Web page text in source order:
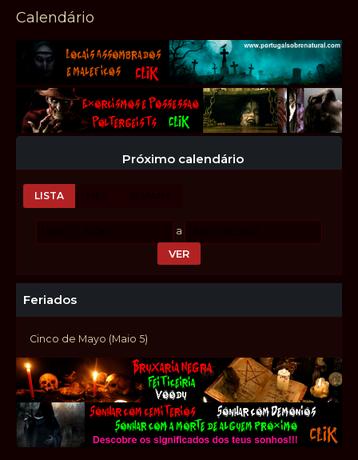
Calendário
Próximo calendário
LISTA MÊS SEMANA
a
Feriados
Cinco de Mayo (Maio 5)